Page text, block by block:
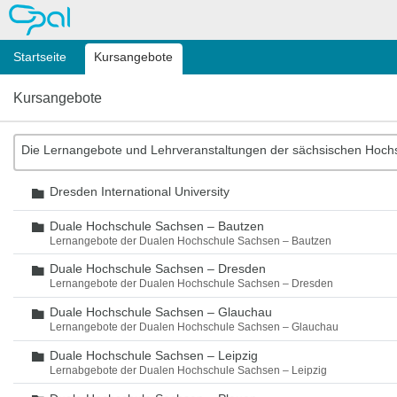
OPAL
Startseite Kursangebote
Kursangebote
Die Lernangebote und Lehrveranstaltungen der sächsischen
Ordner
Dresden International University
Ordner
Duale Hochschule Sachsen – Bautzen
Lernangebote der Dualen Hochschule Sachsen – Bautzen
Ordner
Duale Hochschule Sachsen – Dresden
Lernangebote der Dualen Hochschule Sachsen – Dresden
Ordner
Duale Hochschule Sachsen – Glauchau
Lernangebote der Dualen Hochschule Sachsen – Glauchau
Ordner
Duale Hochschule Sachsen – Leipzig
Lernabgebote der Dualen Hochschule Sachsen – Leipzig